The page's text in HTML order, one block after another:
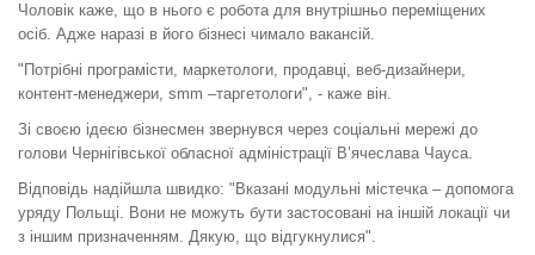
Чоловік каже, що в нього є робота для внутрішньо переміщених
осіб. Адже наразі в його бізнесі чимало вакансій.
"Потрібні програмісти, маркетологи, продавці, веб-дизайнери,
контент-менеджери, smm –таргетологи", - каже він.
Зі своєю ідеєю бізнесмен звернувся через соціальні мережі до
голови Чернігівської обласної адміністрації В’ячеслава Чауса.
Відповідь надійшла швидко: "Вказані модульні містечка – допомога
уряду Польщі. Вони не можуть бути застосовані на іншій локації чи
з іншим призначенням. Дякую, що відгукнулися".